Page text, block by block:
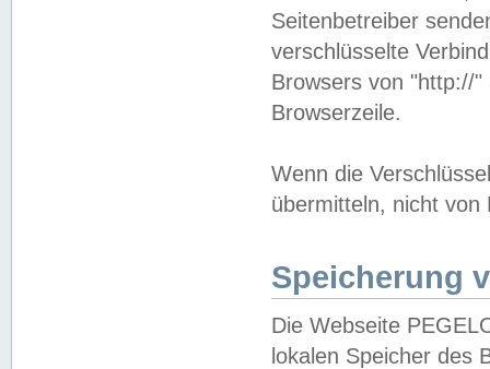
Seitenbetreiber
verschlüsselte
Browsers von "http://
Browserzeile.
Wenn die
übermitteln, nicht von
Speicherung
Die Webseite
lokalen Speicher des